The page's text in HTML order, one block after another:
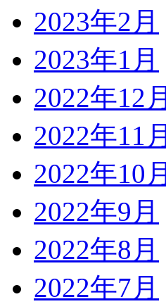
2023年2月
2023年1月
2022年12月
2022年11月
2022年10月
2022年9月
2022年8月
2022年7月